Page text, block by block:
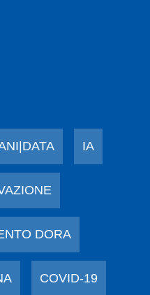
IA
DORA
COVID-19